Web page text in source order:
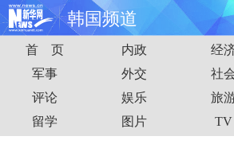
韩国频道
首页 时政 国际
娱乐 体育 人
时尚 思客 地
首 页 内政 经
军事
外交 社
评论
娱乐 旅
留学
图片 TV